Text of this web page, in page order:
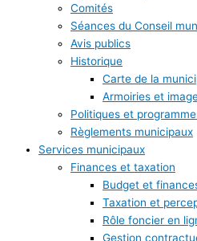
Comités
Séances du Conseil
Avis publics
Historique
Carte de la
Armoiries et
Politiques et
Règlements municipaux
Services municipaux
Finances et taxation
Budget et
Taxation et
Rôle foncier en
Gestion